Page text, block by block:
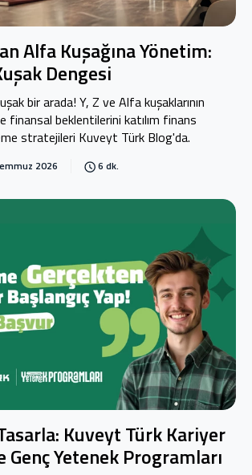
Alfa Kuşağına Yönetim:
Dengesi
bir arada! Y, Z ve Alfa kuşaklarının
finansal beklentilerini katılım finans
stratejileri Kuveyt Türk Blog'da.
2026 6 dk.
Kuveyt Türk Kariyer
Genç Yetenek Programları